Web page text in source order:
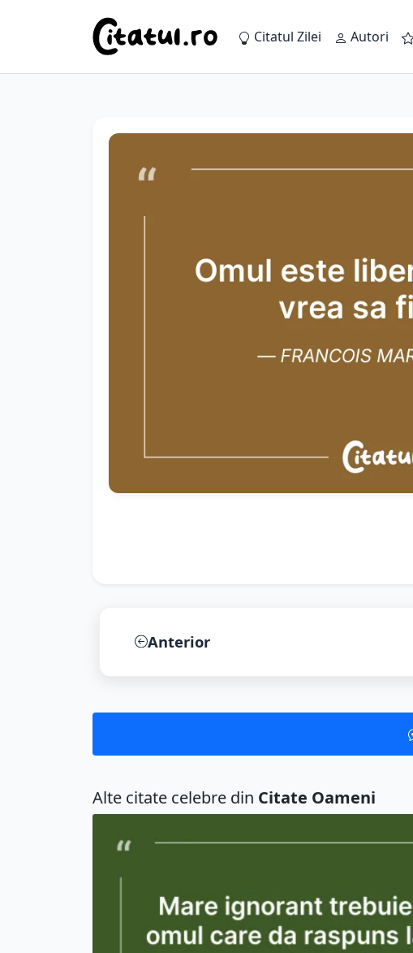
Citatul Zilei Autori
Anterior
Alte citate celebre din Citate Oameni